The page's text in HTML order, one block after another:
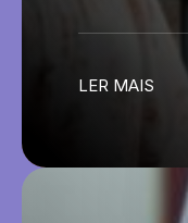
LER MAIS